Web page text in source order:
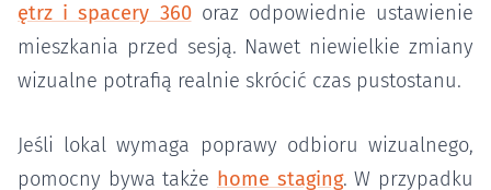
ętrz i spacery 360oraz odpowiednie ustawienie
mieszkania przed sesją. Nawet niewielkie zmiany
wizualne potrafią realnie skrócić czas pustostanu.
Jeśli lokal wymaga poprawy odbioru wizualnego,
pomocny bywa także home staging. W przypadku